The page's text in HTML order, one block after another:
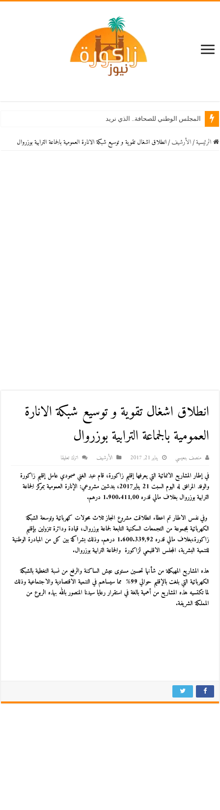
المجلس الوطني للصحافة.. الذي نريد
الرئيسية / اﻷرشيف / انطلاق اشغال تقوية و توسيع شبكة الانارة العمومية بالجماعة الترابية بوزروال
انطلاق اشغال تقوية و توسيع شبكة الانارة
العمومية بالجماعة الترابية بوزروال
منصف بنعيسي يناير 21, 2017 اﻷرشيف اترك تعليقا
في إطار المشاريع الانمائية التي يعرفها إقليم زاكورة، قام عبد الغني صمودي عامل إقليم زاكورة
والوفد المرافق له اليوم السبت 21 يناير2017، بتدشين مشروعي: الإنارة العمومية بمركز الجماعة
الترابية بوزروال بغلاف مالي قدره1.900.411,00 درهم.
وفي نفس الاطار تم اعطاء انطلاقت مشروع انجاز ثلاث محولات كهربائيةوتوسعة الشبكة
الكهربائية بمجموعة من التجمعات السكنية التابعة لجماعة بوزروال، قيادة ودائرة تنزولين بإقليم
زاكورة،بغلاف مالي قدره1.600.339,92 درهم. وذلكبشراكة بين كل من المبادرة الوطنية
للتنمية البشرية، المجلس الاقليمي لزاكورة والجماعة الترابية بوزروال.
هذه المشاريع المهيكلة من شأنها تحسين مستوى عيش الساكنة والرفع من نسبة التغطية بالشبكة
الكهربائية التي بلغت بالإقليم حوالي 99
% مما سيساهم في التنمية الاقتصادية والاجتماعية وذلك
لما تكتسيه هذه المشاريع من أهمية بالغة في استقرار رعايا سيدنا المنصور بالله بهذه الربوع من
المملكة الشريفة.